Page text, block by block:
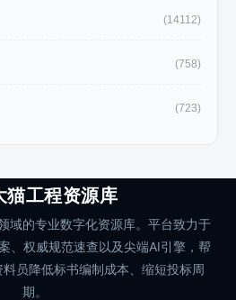
(14112)
(758)
(723)
猫工程资源库
域的专业数字化资源库。平台致力于
、权威规范速查以及尖端AI引擎，帮
员降低标书编制成本、缩短投标周
期。